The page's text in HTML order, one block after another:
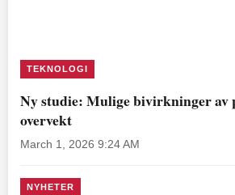
TEKNOLOGI
Ny studie: Mulige bivirkninger av
overvekt
March 1, 2026 9:24 AM
NYHETER